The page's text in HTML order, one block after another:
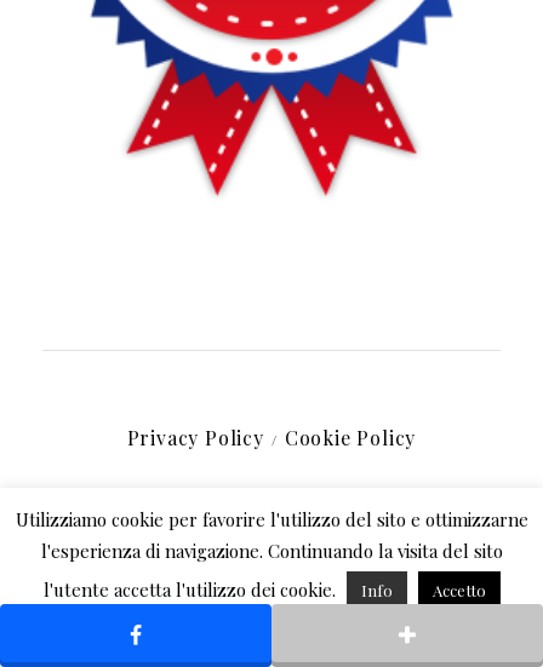
Privacy Policy Cookie Policy
© 2021, by Giorgia Riccardi
Utilizziamo cookie per favorire l'utilizzo del sito e ottimizzarne
l'esperienza di navigazione. Continuando la visita del sito
l'utente accetta l'utilizzo dei cookie.
Info Accetto